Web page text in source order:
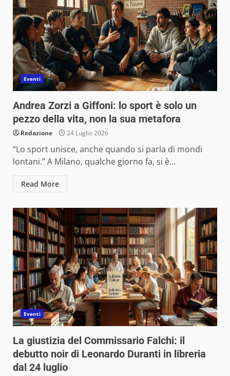
Eventi
Andrea Zorzi a Giffoni: lo sport è solo un
pezzo della vita, non la sua metafora
Redazione 24 Luglio 2026
“Lo sport unisce, anche quando si parla di mondi
lontani.” A Milano, qualche giorno fa, si è...
Read More
Eventi
La giustizia del Commissario Falchi: il
debutto noir di Leonardo Duranti in libreria
dal 24 luglio